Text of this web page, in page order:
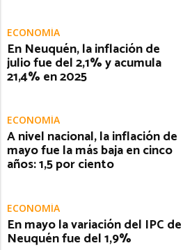
ECONOMÍA
En Neuquén, la inflación de
julio fue del 2,1% y acumula
21,4% en 2025
ECONOMÍA
A nivel nacional, la inflación de
mayo fue la más baja en cinco
años: 1,5 por ciento
ECONOMÍA
En mayo la variación del IPC de
Neuquén fue del 1,9%